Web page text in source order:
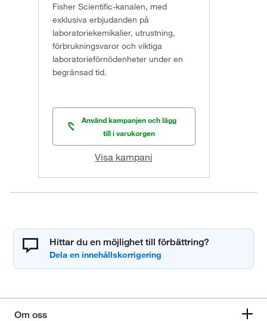
Fisher Scientific-kanalen, med
exklusiva erbjudanden på
laboratoriekemikalier, utrustning,
förbrukningsvaror och viktiga
laboratorieförnödenheter under en
begränsad tid.
Använd kampanjen och lägg
till i varukorgen
Visa kampanj
Hittar du en möjlighet till förbättring?
Om oss